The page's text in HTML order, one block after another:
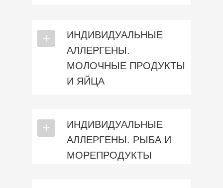
ИНДИВИДУАЛЬНЫЕ
АЛЛЕРГЕНЫ.
МОЛОЧНЫЕ ПРОДУКТЫ
И ЯЙЦА
⎯
+
ИНДИВИДУАЛЬНЫЕ
АЛЛЕРГЕНЫ. РЫБА И
МОРЕПРОДУКТЫ
⎯
+